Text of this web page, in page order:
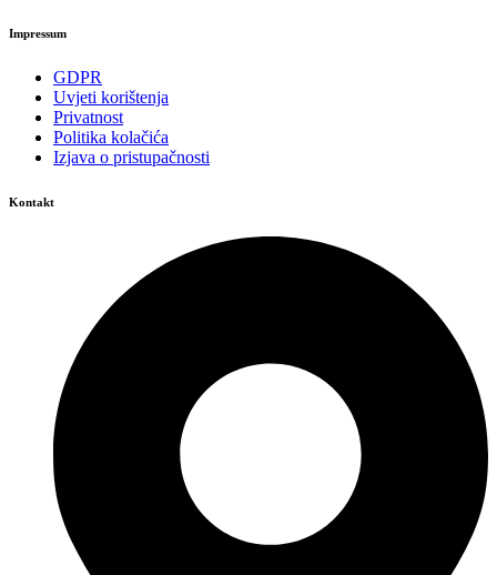
Impressum
GDPR
Uvjeti korištenja
Privatnost
Politika kolačića
Izjava o pristupačnosti
Kontakt